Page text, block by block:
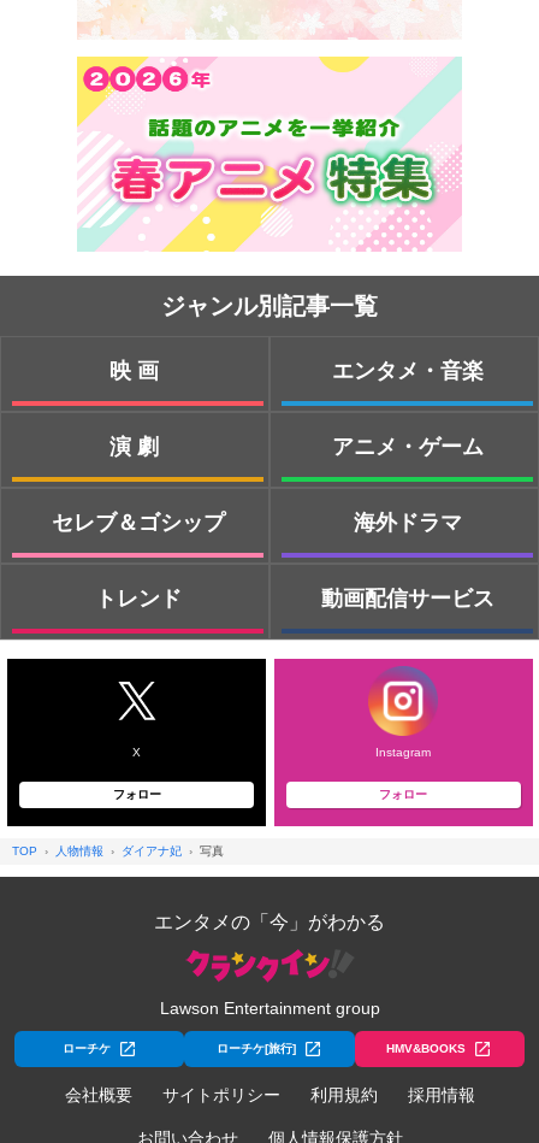
ジャンル別記事一覧
映画
演劇
セレブ＆ゴシップ
トレンド
エンタメ・音楽
アニメ・ゲーム
海外ドラマ
動画配信サービス
X
フォロー
Instagram
フォロー
TOP 人物情報 ダイアナ妃 写真
エンタメの「今」がわかる
Lawson Entertainment group
ローチケ ローチケ[旅行] HMV&BOOKS
会社概要 サイトポリシー 利用規約 採用情報
お問い合わせ 個人情報保護方針